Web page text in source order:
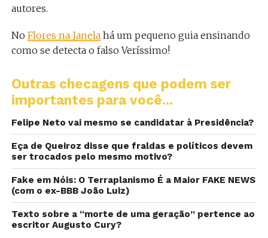
autores.
No Flores na Janelahá um pequeno guia ensinando
como se detecta o falso Veríssimo!
Outras checagens que podem ser
importantes para você...
Felipe Neto vai mesmo se candidatar à Presidência?
Eça de Queiroz disse que fraldas e políticos devem
ser trocados pelo mesmo motivo?
Fake em Nóis: O Terraplanismo É a Maior FAKE NEWS
(com o ex-BBB João Luiz)
Texto sobre a “morte de uma geração” pertence ao
escritor Augusto Cury?